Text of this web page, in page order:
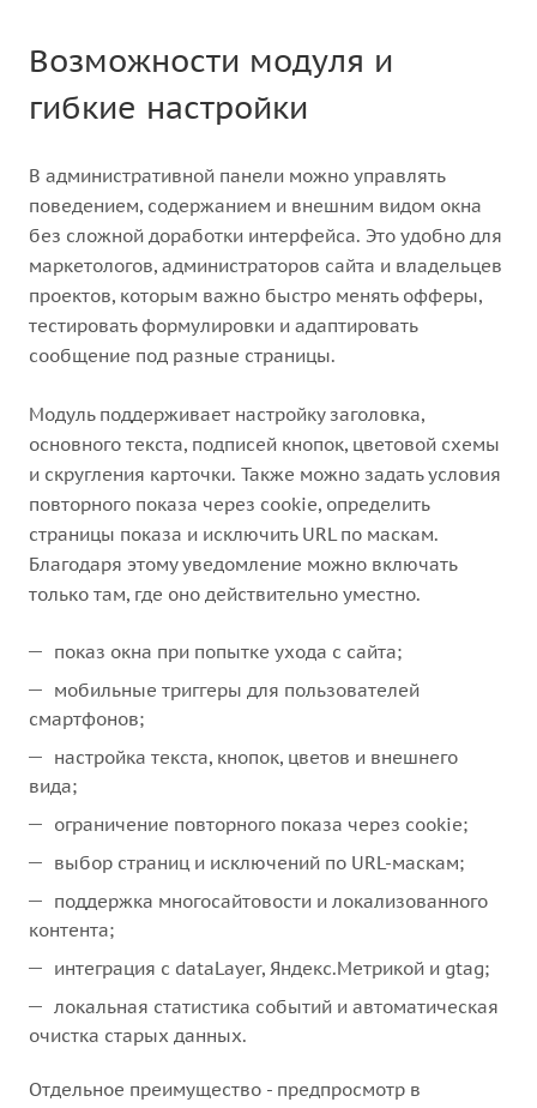
Возможности модуля и
гибкие настройки
В административной панели можно управлять
поведением, содержанием и внешним видом окна
без сложной доработки интерфейса. Это удобно для
маркетологов, администраторов сайта и владельцев
проектов, которым важно быстро менять офферы,
тестировать формулировки и адаптировать
сообщение под разные страницы.
Модуль поддерживает настройку заголовка,
основного текста, подписей кнопок, цветовой схемы
и скругления карточки. Также можно задать условия
повторного показа через cookie, определить
страницы показа и исключить URL по маскам.
Благодаря этому уведомление можно включать
только там, где оно действительно уместно.
показ окна при попытке ухода с сайта;
мобильные триггеры для пользователей
смартфонов;
настройка текста, кнопок, цветов и внешнего
вида;
ограничение повторного показа через cookie;
выбор страниц и исключений по URL-маскам;
поддержка многосайтовости и локализованного
контента;
интеграция с dataLayer, Яндекс.Метрикой и gtag;
локальная статистика событий и автоматическая
очистка старых данных.
Отдельное преимущество - предпросмотр в